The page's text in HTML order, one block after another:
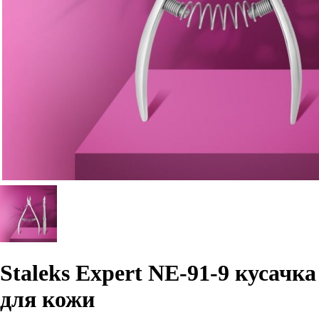
Staleks Expert NE-91-9 кусачка
для кожи